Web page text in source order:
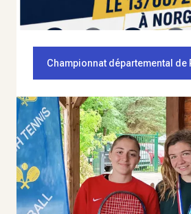
Championnat départemental de